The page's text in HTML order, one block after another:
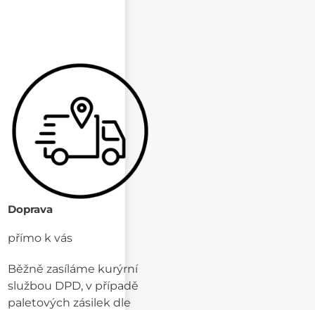
Doprava
přímo k vás
Běžně zasíláme kurýrní
službou DPD, v případě
paletových zásilek dle